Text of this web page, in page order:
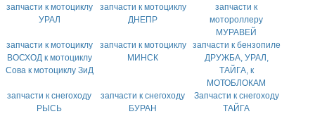
запчасти к мотоциклу
УРАЛ
запчасти к мотоциклу
ДНЕПР
запчасти к
мотороллеру
МУРАВЕЙ
запчасти к мотоциклу
ВОСХОД к мотоциклу
Сова к мотоциклу ЗиД
запчасти к мотоциклу
МИНСК
запчасти к бензопиле
ДРУЖБА, УРАЛ,
ТАЙГА, к
МОТОБЛОКАМ
запчасти к снегоходу
РЫСЬ
запчасти к снегоходу
БУРАН
Запчасти к снегоходу
ТАЙГА